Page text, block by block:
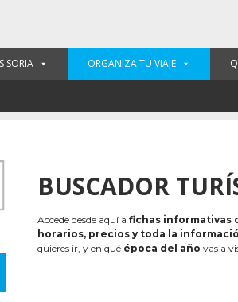
SORIA ORGANIZA TU VIAJE
BUSCADOR
Accede desde aquí a fichas informativas
horarios, precios y toda la
quieres ir, y en qué época del año vas a